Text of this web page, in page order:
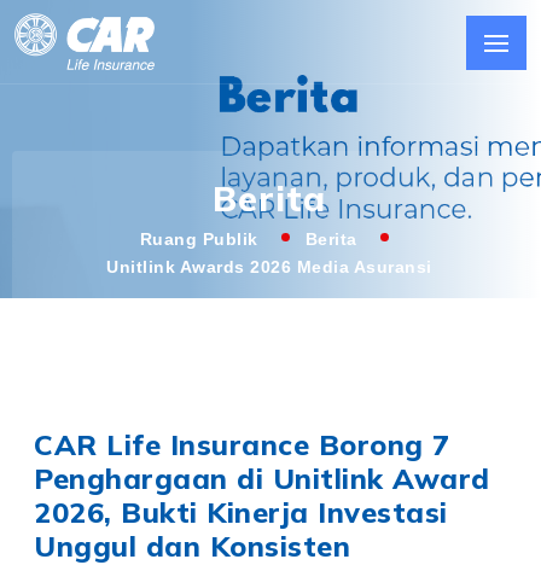
Berita
Ruang Publik
Berita
Unitlink Awards 2026 Media Asuransi
CAR Life Insurance Borong 7
Penghargaan di Unitlink Award
2026, Bukti Kinerja Investasi
Unggul dan Konsisten